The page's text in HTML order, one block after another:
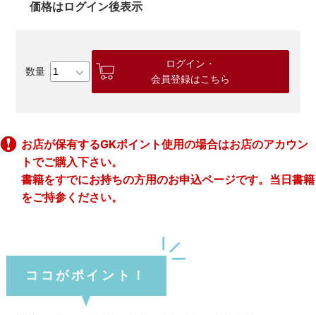
価格はログイン後表示
ログイン・
会員登録はこちら
お店が保有するGKポイント使用の場合はお店のアカウン
トでご購入下さい。
書籍をすでにお持ちの方用のお申込ページです。当日書籍
をご持参ください。
ココがポイント！